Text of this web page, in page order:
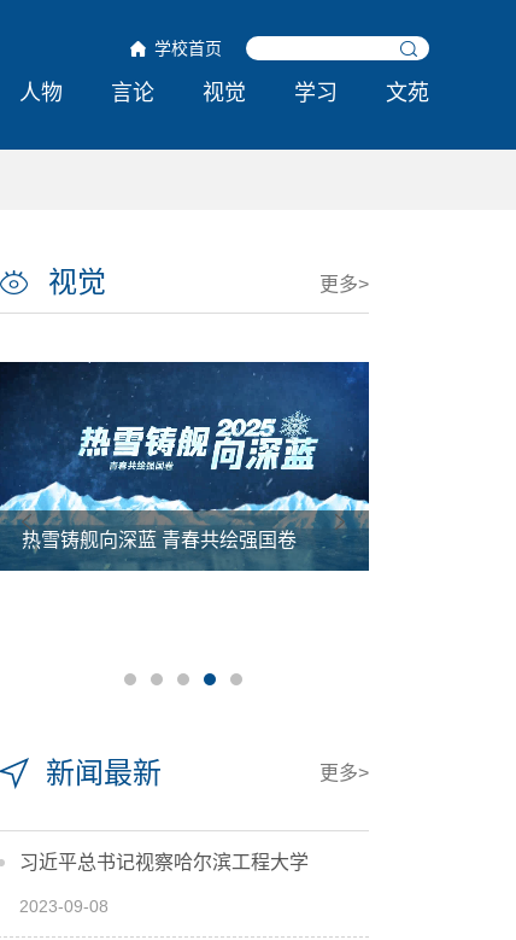
学校首页
人物 言论 视觉 学习 文苑
视觉 更多>
热雪铸舰向深蓝 青春共绘强国卷
新闻最新 更多>
习近平总书记视察哈尔滨工程大学
2023-09-08